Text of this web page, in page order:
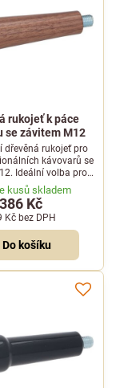
rukojeť k páce
se závitem M12
dřevěná rukojeť pro
kávovarů se
Ideální volba pro
dílu nebo
upgrade vašeho
kávovaru.
kusů skladem
386 Kč
Kč bez DPH
Do košíku